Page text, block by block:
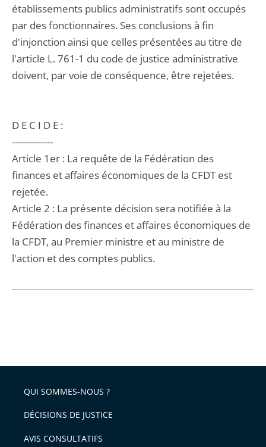
établissements publics administratifs sont occupés
par des fonctionnaires. Ses conclusions à fin
d'injonction ainsi que celles présentées au titre de
l'article L. 761-1 du code de justice administrative
doivent, par voie de conséquence, être rejetées.
D E C I D E :
--------------
Article 1er : La requête de la Fédération des
finances et affaires économiques de la CFDT est
rejetée.
Article 2 : La présente décision sera notifiée à la
Fédération des finances et affaires économiques de
la CFDT, au Premier ministre et au ministre de
l'action et des comptes publics.
QUI SOMMES-NOUS ?
DÉCISIONS DE JUSTICE
AVIS CONSULTATIFS